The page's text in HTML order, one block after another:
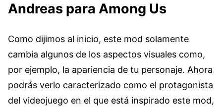
Andreas para Among Us
Como dijimos al inicio, este mod solamente
cambia algunos de los aspectos visuales como,
por ejemplo, la apariencia de tu personaje. Ahora
podrás verlo caracterizado como el protagonista
del videojuego en el que está inspirado este mod,